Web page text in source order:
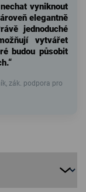
vyniknout
elegantně
jednoduché
vytvářet
budou působit
zák. podpora pro